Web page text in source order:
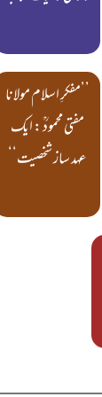
’’مفکرِ اسلام مولانا
مفتی محمودؒ : ایک
عہد ساز شخصیت‘‘